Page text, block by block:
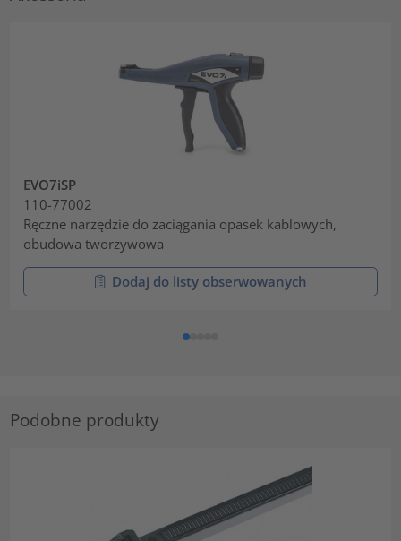
EVO7iSP
110-77002
Ręczne narzędzie do zaciągania opasek kablowych,
obudowa tworzywowa
Dodaj do listy obserwowanych
Podobne produkty